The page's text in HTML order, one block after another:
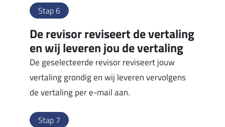
Stap 6
De revisor reviseert de vertaling
en wij leveren jou de vertaling
De geselecteerde revisor reviseert jouw
vertaling grondig en wij leveren vervolgens
de vertaling per e-mail aan.
Stap 7